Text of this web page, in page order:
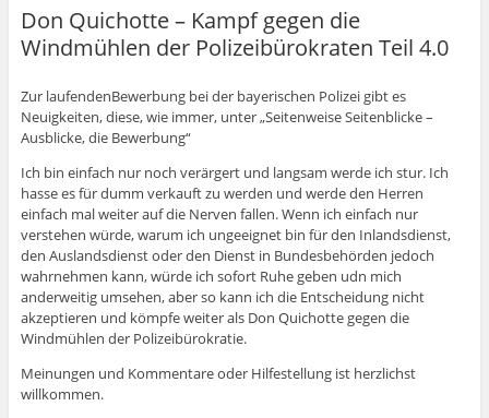
Don Quichotte – Kampf gegen die
Windmühlen der Polizeibürokraten Teil 4.0
Zur laufendenBewerbung bei der bayerischen Polizei gibt es
Neuigkeiten, diese, wie immer, unter „Seitenweise Seitenblicke –
Ausblicke, die Bewerbung“
Ich bin einfach nur noch verärgert und langsam werde ich stur. Ich
hasse es für dumm verkauft zu werden und werde den Herren
einfach mal weiter auf die Nerven fallen. Wenn ich einfach nur
verstehen würde, warum ich ungeeignet bin für den Inlandsdienst,
den Auslandsdienst oder den Dienst in Bundesbehörden jedoch
wahrnehmen kann, würde ich sofort Ruhe geben udn mich
anderweitig umsehen, aber so kann ich die Entscheidung nicht
akzeptieren und kömpfe weiter als Don Quichotte gegen die
Windmühlen der Polizeibürokratie.
Meinungen und Kommentare oder Hilfestellung ist herzlichst
willkommen.